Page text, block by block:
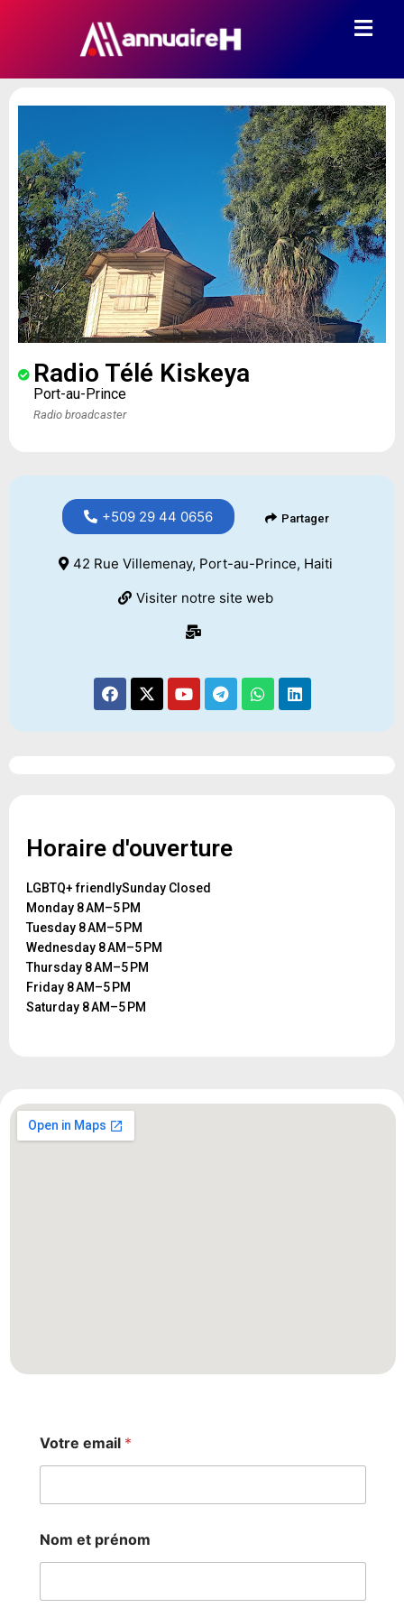
Radio Télé Kiskeya
Port-au-Prince
Radio broadcaster
+509 29 44 0656 Partager
42 Rue Villemenay, Port-au-Prince, Haiti
Visiter notre site web
Horaire d'ouverture
LGBTQ+ friendlySunday Closed
Monday 8 AM–5 PM
Tuesday 8 AM–5 PM
Wednesday 8 AM–5 PM
Thursday 8 AM–5 PM
Friday 8 AM–5 PM
Saturday 8 AM–5 PM
Votre email *
t
V
t
Nom et prénom